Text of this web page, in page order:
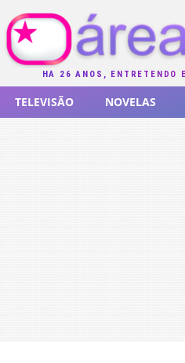
HÁ 26 ANOS, ENTRETENDO
TELEVISÃO NOVELAS